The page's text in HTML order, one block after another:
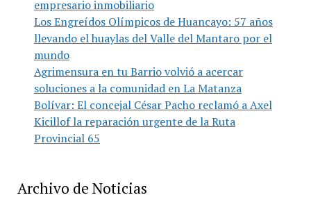
empresario inmobiliario
Los Engreídos Olímpicos de Huancayo: 57 años
llevando el huaylas del Valle del Mantaro por el
mundo
Agrimensura en tu Barrio volvió a acercar
soluciones a la comunidad en La Matanza
Bolívar: El concejal César Pacho reclamó a Axel
Kicillof la reparación urgente de la Ruta
Provincial 65
Archivo de Noticias